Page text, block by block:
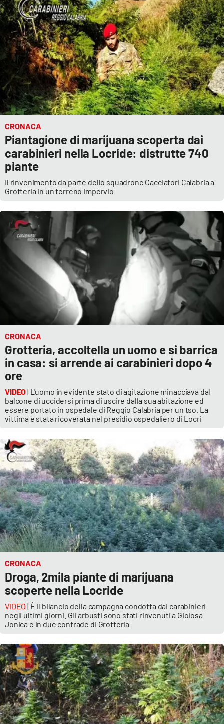
CRONACA
Piantagione di marijuana scoperta dai
carabinieri nella Locride: distrutte 740
piante
Il rinvenimento da parte dello squadrone Cacciatori Calabria a
Grotteria in un terreno impervio
CRONACA
Grotteria, accoltella un uomo e si barrica
in casa: si arrende ai carabinieri dopo 4
ore
VIDEO| L'uomo in evidente stato di agitazione minacciava dal
balcone di uccidersi prima di uscire dalla sua abitazione ed
essere portato in ospedale di Reggio Calabria per un tso. La
vittima è stata ricoverata nel presidio ospedaliero di Locri
CRONACA
Droga, 2mila piante di marijuana
scoperte nella Locride
VIDEO | È il bilancio della campagna condotta dai carabinieri
negli ultimi giorni. Gli arbusti sono stati rinvenuti a Gioiosa
Jonica e in due contrade di Grotteria